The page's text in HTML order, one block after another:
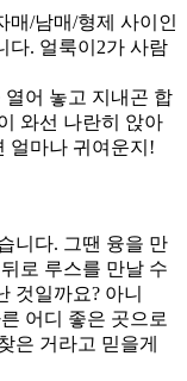
매/남매/형제 사이인
다. 얼룩이2가 사람
열어 놓고 지내곤 합
와선 나란히 앉아
얼마나 귀여운지!
니다. 그땐 융을 만
로 루스를 만날 수
것일까요? 아니
어디 좋은 곳으로
은 거라고 믿을게